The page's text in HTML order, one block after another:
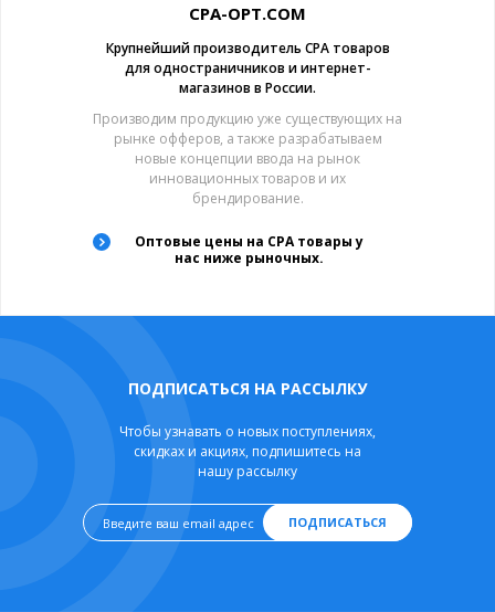
CPA-OPT.COM
Крупнейший производитель CPA товаров
для одностраничников и интернет-
магазинов в России.
Производим продукцию уже существующих на
рынке офферов, а также разрабатываем
новые концепции ввода на рынок
инновационных товаров и их
брендирование.
Оптовые цены на CPA товары у
нас ниже рыночных.
ПОДПИСАТЬСЯ НА РАССЫЛКУ
Чтобы узнавать о новых поступлениях,
скидках и акциях, подпишитесь на
нашу рассылку
ПОДПИСАТЬСЯ